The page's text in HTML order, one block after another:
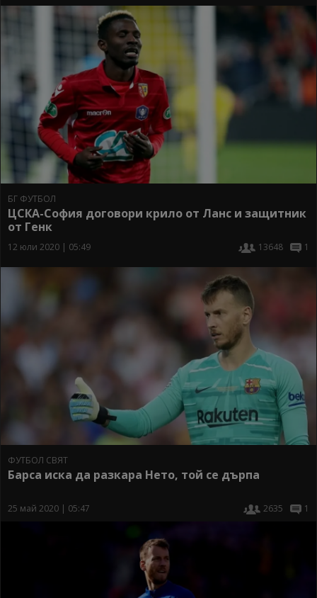
БГ ФУТБОЛ
ЦСКА-София договори крило от Ланс и защитник
от Генк
12 юли 2020 | 05:49 13648 1
ФУТБОЛ СВЯТ
Барса иска да разкара Нето, той се дърпа
25 май 2020 | 05:47 2635 1